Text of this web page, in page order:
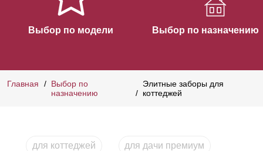
Выбор по модели Выбор по назначению
Главная
Выбор по
назначению
Элитные заборы для
коттеджей
для коттеджей для дачи премиум